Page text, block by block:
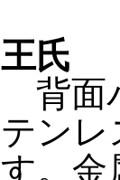
王氏
背面
テンレ
す。金